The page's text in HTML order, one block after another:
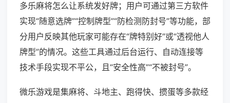
多乐麻将怎么让系统发好牌；用户可通过第三方软件
实现“随意选牌”“控制牌型”“防检测防封号”等功能，部
分用户反映其他玩家可能存在“牌特别好”或“透视他人
牌型”的情况。这些工具通过后台运行、自动连接等
技术手段实现不平公，且“安全性高”“不被封号”。
微乐游戏是集麻将、斗地主、跑得快、掼蛋等多款经